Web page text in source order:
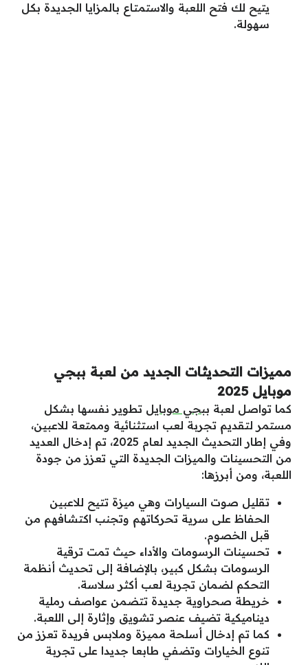
يتيح لك فتح اللعبة والاستمتاع بالمزايا الجديدة بكل
سهولة.
مميزات التحديثات الجديد من لعبة ببجي
موبايل 2025
كما تواصل لعبة ببجي موبايل تطوير نفسها بشكل
مستمر لتقديم تجربة لعب استثنائية وممتعة للاعبين،
وفي إطار التحديث الجديد لعام 2025، تم إدخال العديد
من التحسينات والميزات الجديدة التي تعزز من جودة
اللعبة، ومن أبرزها:
تقليل صوت السيارات وهي ميزة تتيح للاعبين
الحفاظ على سرية تحركاتهم وتجنب اكتشافهم من
قبل الخصوم.
تحسينات الرسومات والأداء حيث تمت ترقية
الرسومات بشكل كبير، بالإضافة إلى تحديث أنظمة
التحكم لضمان تجربة لعب أكثر سلاسة.
خريطة صحراوية جديدة تتضمن عواصف رملية
ديناميكية تضيف عنصر تشويق وإثارة إلى اللعبة.
كما تم إدخال أسلحة مميزة وملابس فريدة تعزز من
تنوع الخيارات وتضفي طابعا جديدا على تجربة